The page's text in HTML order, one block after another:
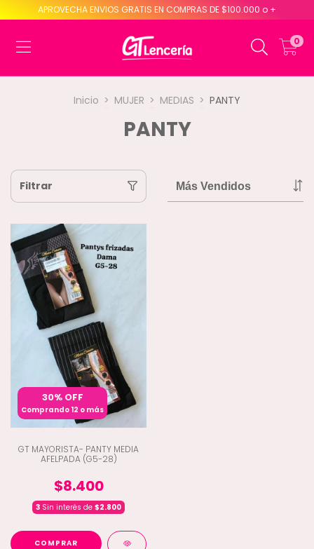
APROVECHA ENVIOS GRATIS EN COMPRAS DE $100.000 o +
0
Inicio > MUJER > MEDIAS > PANTY
PANTY
Filtrar
30% OFF
Comprando 12 o más
GT MAYORISTA- PANTY MEDIA
AFELPADA (G5-28)
$8.400
3 Sin interés de $2.800
COMPRAR